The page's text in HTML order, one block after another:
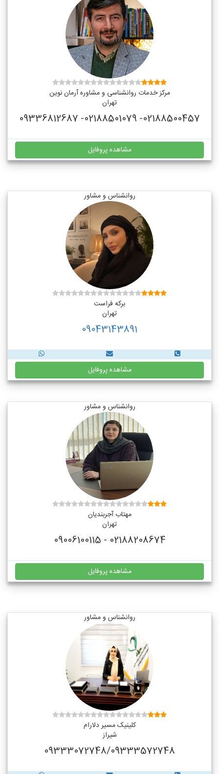
مرکز خدمات روانشناسی و مشاوره آرمان نوین
تهران
02188500457- 02188501079- 09336812687
مشاهده پروفایل
روانشناس و مشاور
برکه فراست
تهران
09043143891
مشاهده پروفایل
روانشناس و مشاور
مهتاب آجربندیان
تهران
02188208674 - 09006100115
مشاهده پروفایل
روانشناس و مشاور
کلینیک مسیر دلارام
شیراز
09333072748/09333572748